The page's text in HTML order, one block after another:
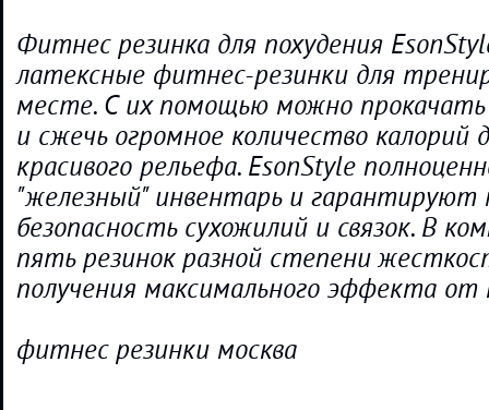
Фитнес резинка для похудения
латексные фитнес-резинки для
месте. С их помощью можно
и сжечь огромное количество калорий
красивого рельефа. EsonStyle
"железный" инвентарь и гарантируют
безопасность сухожилий и связок. В
пять резинок разной степени
получения максимального эффекта от
фитнес резинки москва